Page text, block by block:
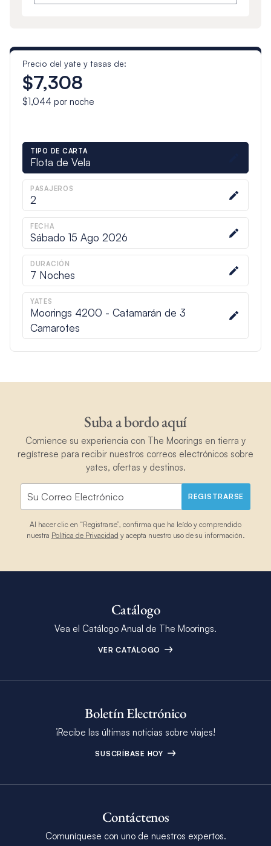
Precio del yate y tasas de:
$7,308
$1,044 por noche
TIPO DE CARTA
Flota de Vela
PASAJEROS
2
FECHA
Sábado 15 Ago 2026
DURACIÓN
7 Noches
YATES
Moorings 4200 - Catamarán de 3
Camarotes
Suba a bordo aquí
Comience su experiencia con The Moorings en tierra y
regístrese para recibir nuestros correos electrónicos sobre
yates, ofertas y destinos.
REGISTRARSE
Al hacer clic en “Registrarse”, confirma que ha leído y comprendido
nuestra Política de Privacidad y acepta nuestro uso de su información.
Catálogo
Vea el Catálogo Anual de The Moorings.
VER CATÁLOGO
Boletín Electrónico
¡Recibe las últimas noticias sobre viajes!
SUSCRÍBASE HOY
Contáctenos
Comuníquese con uno de nuestros expertos.